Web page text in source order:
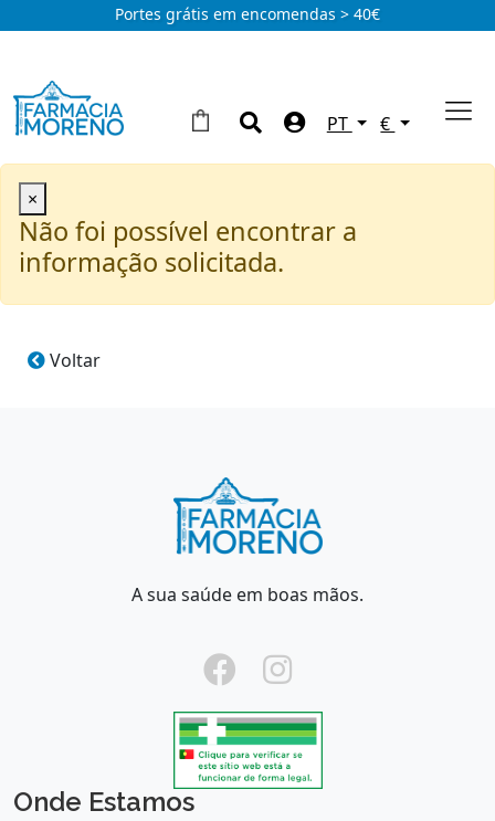
Portes grátis em encomendas > 40€
PT €
×
Não foi possível encontrar a
informação solicitada.
Voltar
A sua saúde em boas mãos.
Onde Estamos